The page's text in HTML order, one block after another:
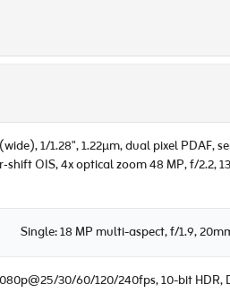
1/1.28", 1.22µm, dual pixel
OIS, 4x optical zoom 48 MP, f/2.2,
Single: 18 MP multi-aspect, f/1.9,
30/60/120/240fps, 10-bit HDR,